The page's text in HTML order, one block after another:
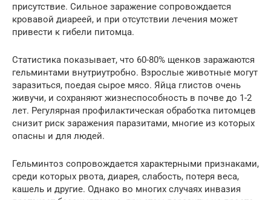
присутствие. Сильное заражение сопровождается
кровавой диареей, и при отсутствии лечения может
привести к гибели питомца.
Статистика показывает, что 60-80% щенков заражаются
гельминтами внутриутробно. Взрослые животные могут
заразиться, поедая сырое мясо. Яйца глистов очень
живучи, и сохраняют жизнеспособность в почве до 1-2
лет. Регулярная профилактическая обработка питомцев
снизит риск заражения паразитами, многие из которых
опасны и для людей.
Гельминтоз сопровождается характерными признаками,
среди которых рвота, диарея, слабость, потеря веса,
кашель и другие. Однако во многих случаях инвазия